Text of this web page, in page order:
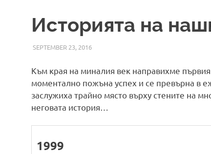
Историята на
SEPTEMBER 23, 2016ADMIN
НОВИНИ
Към края на миналия век направихме
моментално пожъна успех и се превърна в
заслужиха трайно място върху стените на
неговата история…
1999